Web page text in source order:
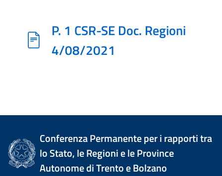
P. 1 CSR-SE Doc. Regioni
4/08/2021
Conferenza Permanente per i rapporti tra
lo Stato, le Regioni e le Province
Autonome di Trento e Bolzano